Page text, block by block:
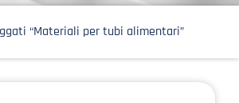
“Materiali per tubi alimentari”